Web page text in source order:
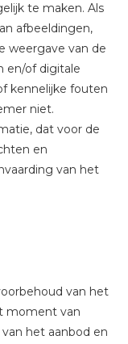
te maken. Als
afbeeldingen,
weergave van de
en/of digitale
kennelijke fouten
niet.
dat voor de
en
van het
van het
moment van
het aanbod en